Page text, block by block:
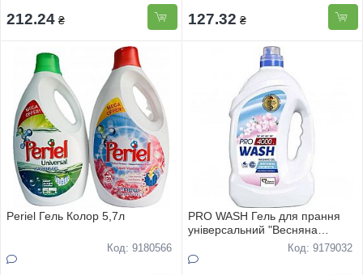
212.24 ₴ 127.32 ₴
Periel Гель Колор 5,7л
Код: 9180566
PRO WASH Гель для прання
універсальний "Весняна
Код: 9179032